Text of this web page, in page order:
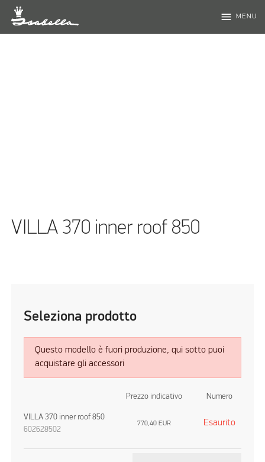
menu MENU
VILLA 370 inner roof 850
Seleziona prodotto
Questo modello è fuori produzione, qui sotto puoi
acquistare gli accessori
Prezzo indicativo Numero
VILLA 370 inner roof 850
602628502
770,40 EUR Esaurito